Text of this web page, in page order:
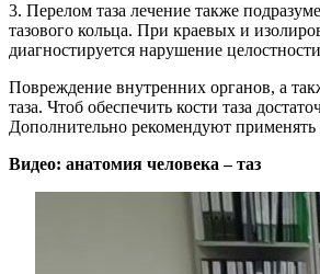
3. Перелом таза лечение также
тазового кольца. При краевых и
диагностируется нарушение
Повреждение внутренних органов, а
таза. Чтоб обеспечить кости таза
Дополнительно рекомендуют
Видео: анатомия человека – таз